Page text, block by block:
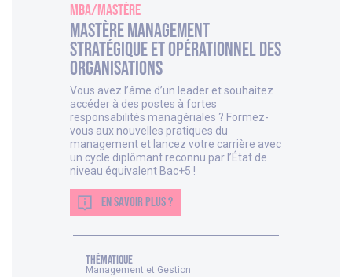
MBA/Mastère
Mastère Management
Stratégique et Opérationnel des
Organisations
Vous avez l’âme d’un leader et souhaitez
accéder à des postes à fortes
responsabilités managériales ? Formez-
vous aux nouvelles pratiques du
management et lancez votre carrière avec
un cycle diplômant reconnu par l’État de
niveau équivalent Bac+5 !
EN SAVOIR PLUS ?
thématique
Management et Gestion